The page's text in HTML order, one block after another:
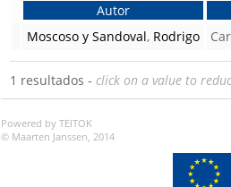
Autor
Moscoso y Sandoval, Rodrigo
1 resultados - click on a value to
Powered by TEITOK
© Maarten Janssen, 2014